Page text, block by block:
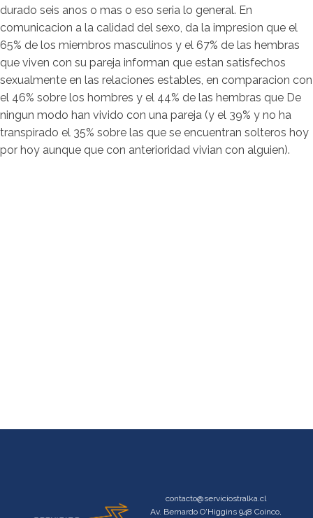
durado seis anos o mas o eso seria lo general. En
comunicacion a la calidad del sexo, da la impresion que el
65% de los miembros masculinos y el 67% de las hembras
que viven con su pareja informan que estan satisfechos
sexualmente en las relaciones estables, en comparacion con
el 46% sobre los hombres y el 44% de las hembras que De
ningun modo han vivido con una pareja (y el 39% y no ha
transpirado el 35% sobre las que se encuentran solteros hoy
por hoy aunque que con anterioridad vivian con alguien).
contacto@serviciostralka.cl
Av. Bernardo O'Higgins 948 Coinco,